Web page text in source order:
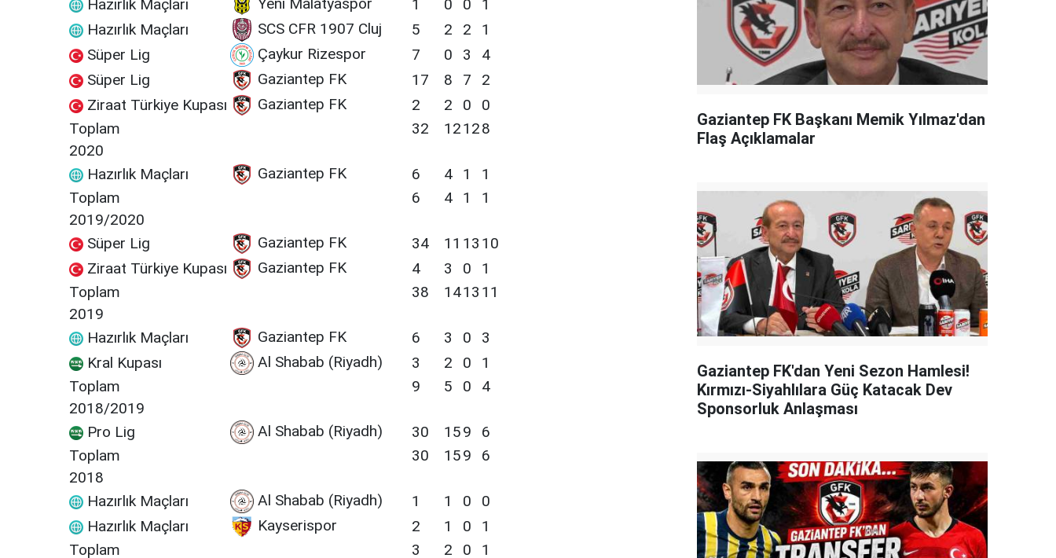
Hazırlık Maçları
1 0 0
1
Hazırlık Maçları
SCS CFR 1907 Cluj 5 2 2
1
Süper Lig
Çaykur Rizespor 7 0 3
4
Süper Lig
Gaziantep FK 17 8 7
2
Ziraat Türkiye Kupası
Gaziantep FK 2 2 0
0
Toplam
32 12128
2020
Hazırlık Maçları
Gaziantep FK 6 4 1
1
Toplam
6 4 1
1
2019/2020
Süper Lig
Gaziantep FK 34 11 13 10
Ziraat Türkiye Kupası
Gaziantep FK 4 3 0
1
Toplam
38 1413 11
2019
Hazırlık Maçları
Gaziantep FK 6 3 0
3
Kral Kupası
Al Shabab (Riyadh) 3 2 0
1
Toplam
9 5 0
4
2018/2019
Pro Lig
Al Shabab (Riyadh) 30 159
6
Toplam
30 159
6
2018
Hazırlık Maçları
Al Shabab (Riyadh) 1 1 0
0
Hazırlık Maçları
Kayserispor 2 1 0
1
Toplam
3 2 0
1
Gaziantep FK Başkanı Memik Yılmaz'dan
Flaş Açıklamalar
Gaziantep FK'dan Yeni Sezon Hamlesi!
Kırmızı-Siyahlılara Güç Katacak Dev
Sponsorluk Anlaşması